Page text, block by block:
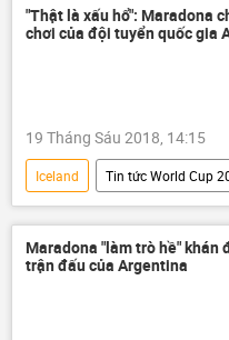
Video
Liên bang Nga
World Cup 2018
"Thật là xấu hổ": Maradona
chơi của đội tuyển quốc gia
19 Tháng Sáu 2018, 14:15
Iceland
Tin tức World Cup
Giải đấu bóng đá thế giới
Argentina
Liên bang
Lionel Messi
Diego
Maradona "làm trò hề" khán
trận đấu của Argentina